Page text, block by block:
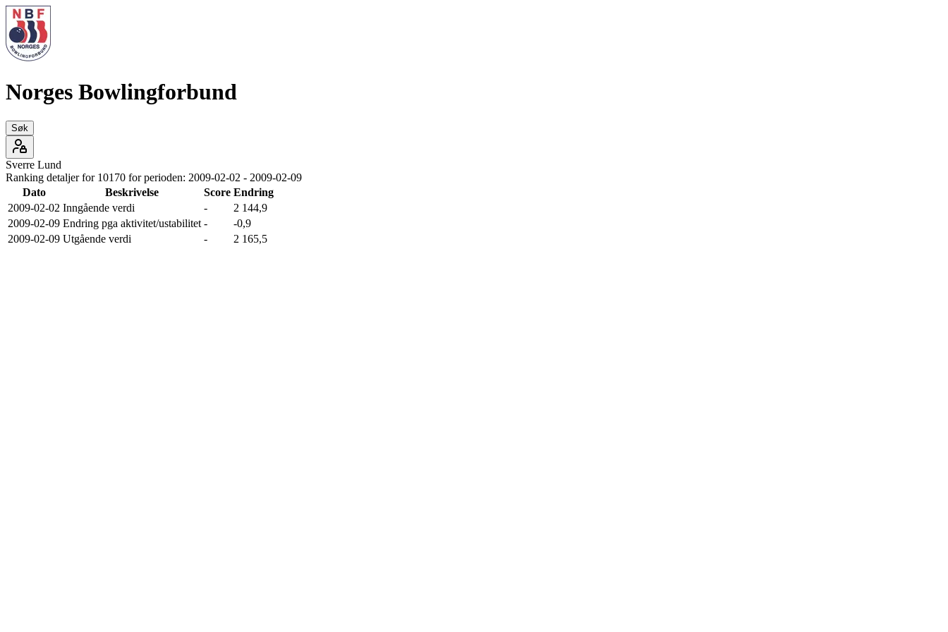
Norges Bowlingforbund
Søk
Sverre Lund
Ranking detaljer for 10170 for perioden: 2009-02-02 - 2009-02-09
Dato
Beskrivelse Score Endring
2009-02-02 Inngående verdi -
2 144,9
2009-02-09 Endring pga aktivitet/ustabilitet -
-0,9
2009-02-09 Utgående verdi - 2 165,5